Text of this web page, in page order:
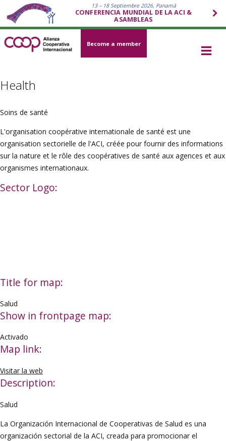
13 – 18 Septiembre 2026, Panamá
CONFERENCIA MUNDIAL DE LA ACI &
ASAMBLEAS
Become a member
Health
Soins de santé
L'organisation coopérative internationale de santé est une
organisation sectorielle de l'ACI, créée pour fournir des informations
sur la nature et le rôle des coopératives de santé aux agences et aux
organismes internationaux.
Sector Logo:
Title for map:
Salud
Show in frontpage map:
Activado
Map link:
Visitar la web
Description:
Salud
La Organización Internacional de Cooperativas de Salud es una
organización sectorial de la ACI, creada para promocionar el